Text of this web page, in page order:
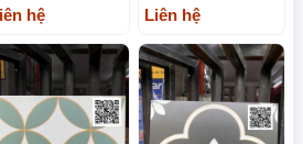
hệ Liên hệ